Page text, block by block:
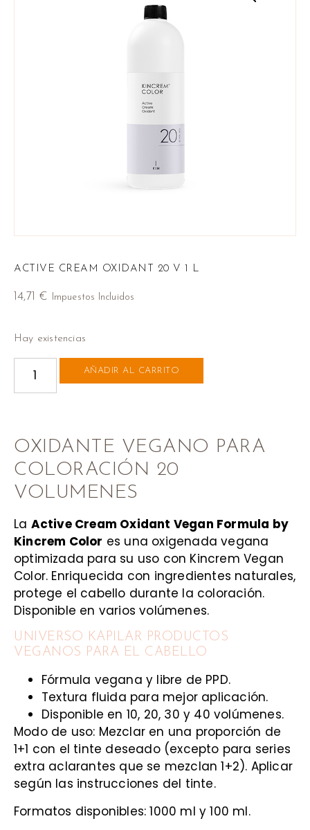
ACTIVE CREAM OXIDANT 20 V 1 L
14,71 € Impuestos Incluidos
Hay existencias
AÑADIR AL CARRITO
OXIDANTE VEGANO PARA
COLORACIÓN 20
VOLUMENES
La Active Cream Oxidant Vegan Formula by
Kincrem Color es una oxigenada vegana
optimizada para su uso con Kincrem Vegan
Color. Enriquecida con ingredientes naturales,
protege el cabello durante la coloración.
Disponible en varios volúmenes.
UNIVERSO KAPILAR PRODUCTOS
VEGANOS PARA EL CABELLO
Fórmula vegana y libre de PPD.
Textura fluida para mejor aplicación.
Disponible en 10, 20, 30 y 40 volúmenes.
Modo de uso: Mezclar en una proporción de
1+1 con el tinte deseado (excepto para series
extra aclarantes que se mezclan 1+2). Aplicar
según las instrucciones del tinte.
Formatos disponibles: 1000 ml y 100 ml.